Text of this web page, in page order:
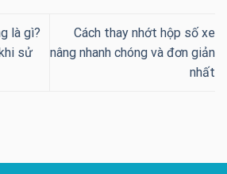
là gì?
sử
Cách thay nhớt hộp số xe
nâng nhanh chóng và đơn giản
nhất